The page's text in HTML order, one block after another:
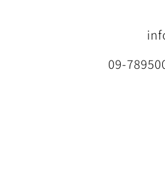
09-